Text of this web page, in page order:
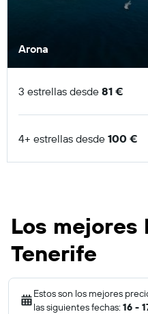
Arona
3 estrellas desde 81 €
4+ estrellas desde 100 €
Los mejores
Tenerife
Estos son los mejores
las siguientes fechas: 16 -